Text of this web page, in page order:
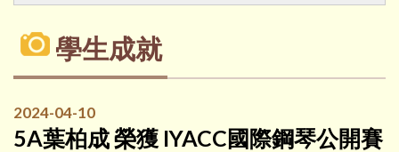
學生成就
2024-04-10
5A葉柏成 榮獲 IYACC國際鋼琴公開賽